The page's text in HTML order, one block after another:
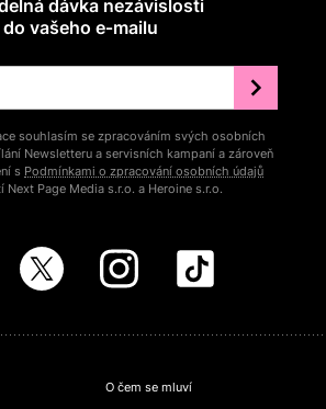
dávka nezávislosti
do vašeho e‑mailu
souhlasím se zpracováním svých osobních
Newsletteru a servisních kampaní a zároveň
s Podmínkami o zpracování osobních údajů
Next Page Media s.r.o. a Heroine s.r.o.
O čem se mluví